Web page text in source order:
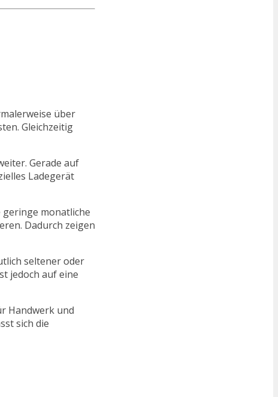
über
Gleichzeitig
Gerade auf
Ladegerät
geringe monatliche
Dadurch zeigen
seltener oder
jedoch auf eine
Handwerk und
sich die